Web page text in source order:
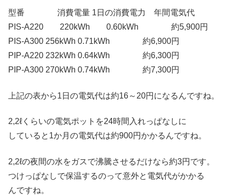
型番 消費電量 1日の消費電力 年間電気代
PIS‐A220 220kWh 0.60kWh 約5,900円
PIS‐A300 256kWh 0.71kWh 約6,900円
PIP‐A220 232kWh 0.64kWh 約6,300円
PIP‐A300 270kWh 0.74kWh 約7,300円
上記の表から1日の電気代は約16～20円になるんですね。
2,2ℓくらいの電気ポットを24時間入れっぱなしに
していると1か月の電気代は約900円かかるんですね。
2,2ℓの夜間の水をガスで沸騰させるだけなら約3円です。
つけっぱなしで保温するのって意外と電気代がかかる
んですね。